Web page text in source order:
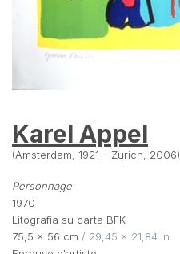
Karel Appel
(Amsterdam, 1921 – Zurich, 2006)
Personnage
1970
Litografia su carta BFK
75,5 × 56 cm / 29,45 × 21,84 in